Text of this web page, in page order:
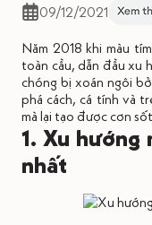
09/12/2021
Năm 2018 khi màu
toàn cầu, dẫn đầu xu
chóng bị xoán ngôi
phá cách, cá tính và
mà lại tạo được cơn
1. Xu hướng
nhất